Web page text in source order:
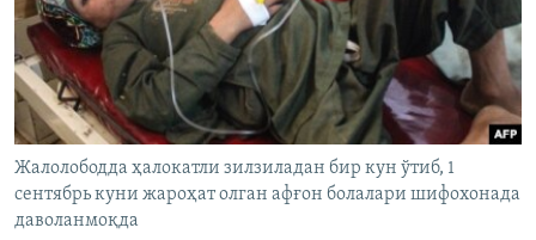
Жалолободда ҳалокатли зилзиладан бир кун ўтиб, 1
сентябрь куни жароҳат олган афғон болалари шифохонада
даволанмоқда